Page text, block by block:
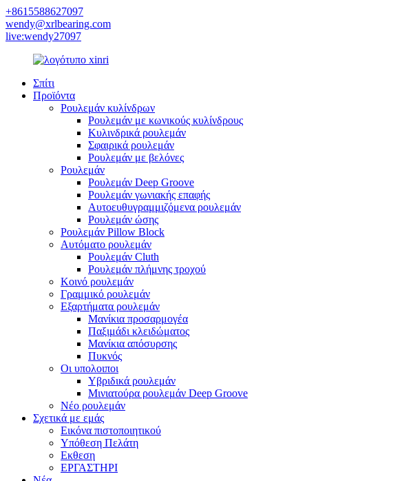
+8615588627097
wendy@xrlbearing.com
live:wendy27097
Σπίτι
Προϊόντα
Ρουλεμάν κυλίνδρων
Ρουλεμάν με κωνικούς κυλίνδρους
Κυλινδρικά ρουλεμάν
Σφαιρικά ρουλεμάν
Ρουλεμάν με βελόνες
Ρουλεμάν
Ρουλεμάν Deep Groove
Ρουλεμάν γωνιακής επαφής
Αυτοευθυγραμμιζόμενα ρουλεμάν
Ρουλεμάν ώσης
Ρουλεμάν Pillow Block
Αυτόματο ρουλεμάν
Ρουλεμάν Cluth
Ρουλεμάν πλήμνης τροχού
Κοινό ρουλεμάν
Γραμμικό ρουλεμάν
Εξαρτήματα ρουλεμάν
Μανίκια προσαρμογέα
Παξιμάδι κλειδώματος
Μανίκια απόσυρσης
Πυκνός
Οι υπολοιποι
Υβριδικά ρουλεμάν
Μινιατούρα ρουλεμάν Deep Groove
Νέο ρουλεμάν
Σχετικά με εμάς
Εικόνα πιστοποιητικού
Υπόθεση Πελάτη
Εκθεση
ΕΡΓΑΣΤΗΡΙ